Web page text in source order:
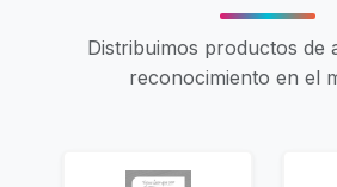
Distribuimos productos de
reconocimiento en el